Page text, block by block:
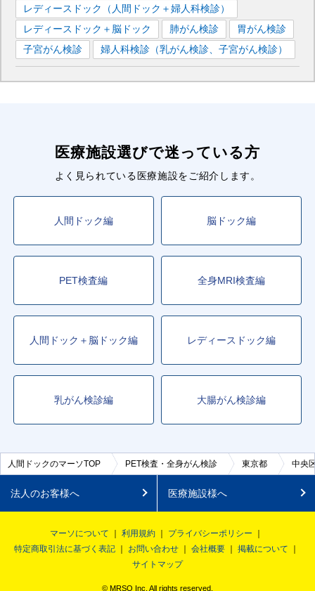
レディースドック（人間ドック＋婦人科検診）
レディースドック＋脳ドック
肺がん検診
胃がん検診
子宮がん検診
婦人科検診（乳がん検診、子宮がん検診）
医療施設選びで迷っている方
よく見られている医療施設をご紹介します。
人間ドック編 脳ドック編
PET検査編 全身MRI検査編
人間ドック＋脳ドック編 レディースドック編
乳がん検診編 大腸がん検診編
人間ドックのマーソTOP PET検査・全身がん検診 東京都 中央
法人のお客様へ 医療施設様へ
マーソについて 利用規約
プライバシーポリシー
特定商取引法に基づく表記
お問い合わせ 会社概要
掲載について
サイトマップ
© MRSO Inc. All rights reserved.